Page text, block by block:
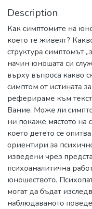
Description
Как симптомите на
което те живеят?
структура симптомът
начин юношата си
върху въпроса какво
симптом от истината
реферираме към
Вание. Може ли
ни покаже мястото на
което детето се
ориентири за
изведени чрез
психоаналитична
юношеството.
могат да бъдат
наблюдаваното